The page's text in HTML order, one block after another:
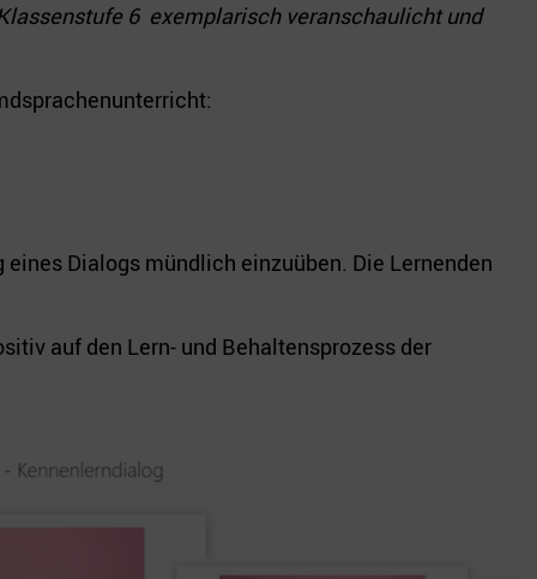
6 exemplarisch veranschaulicht und
Dialogs mündlich einzuüben. Die Lernenden
auf den Lern- und Behaltensprozess der